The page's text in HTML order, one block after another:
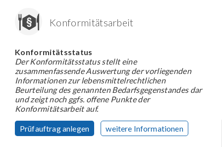
Konformitätsarbeit
Konformitätsstatus
Der Konformitätsstatus stellt eine
zusammenfassende Auswertung der vorliegenden
Informationen zur lebensmittelrechtlichen
Beurteilung des genannten Bedarfsgegenstandes dar
und zeigt noch ggfs. offene Punkte der
Konformitätsarbeit auf.
Prüfauftrag anlegen weitere Informationen